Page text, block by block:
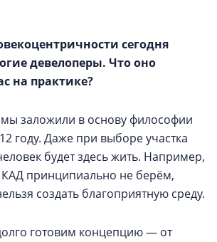
сегодня
девелоперы. Что оно
на практике?
заложили в основу философии
году. Даже при выборе участка
будет здесь жить. Например,
принципиально не берём,
создать благоприятную среду.
готовим концепцию — от